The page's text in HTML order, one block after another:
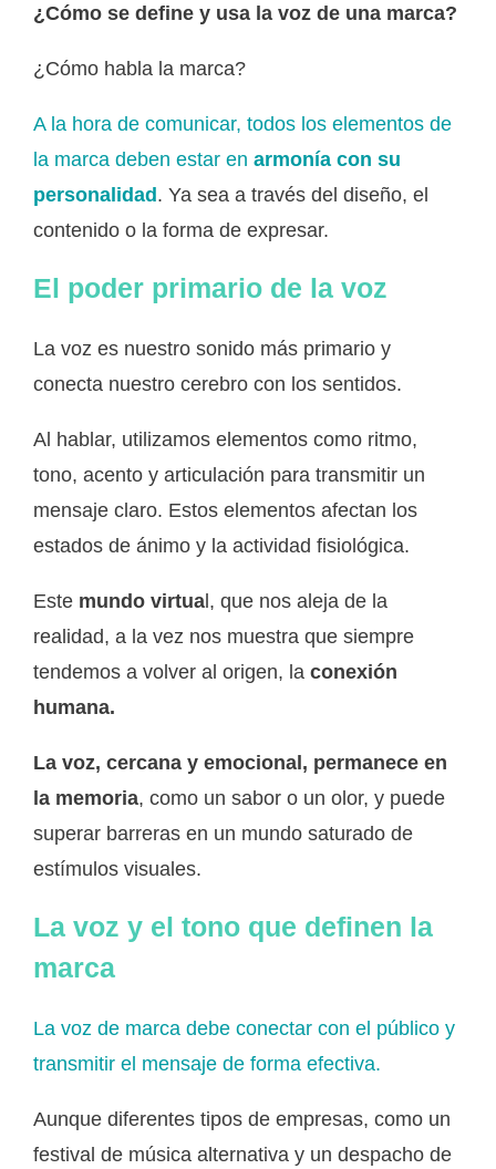
¿Cómo se define y usa la voz de una marca?
¿Cómo habla la marca?
A la hora de comunicar, todos los elementos de
la marca deben estar en armonía con su
personalidad. Ya sea a través del diseño, el
contenido o la forma de expresar.
El poder primario de la voz
La voz es nuestro sonido más primario y
conecta nuestro cerebro con los sentidos.
Al hablar, utilizamos elementos como ritmo,
tono, acento y articulación para transmitir un
mensaje claro. Estos elementos afectan los
estados de ánimo y la actividad fisiológica.
Este mundo virtual, que nos aleja de la
realidad, a la vez nos muestra que siempre
tendemos a volver al origen, la conexión
humana.
La voz, cercana y emocional, permanece en
la memoria, como un sabor o un olor, y puede
superar barreras en un mundo saturado de
estímulos visuales.
La voz y el tono que definen la
marca
La voz de marca debe conectar con el público y
transmitir el mensaje de forma efectiva.
Aunque diferentes tipos de empresas, como un
festival de música alternativa y un despacho de